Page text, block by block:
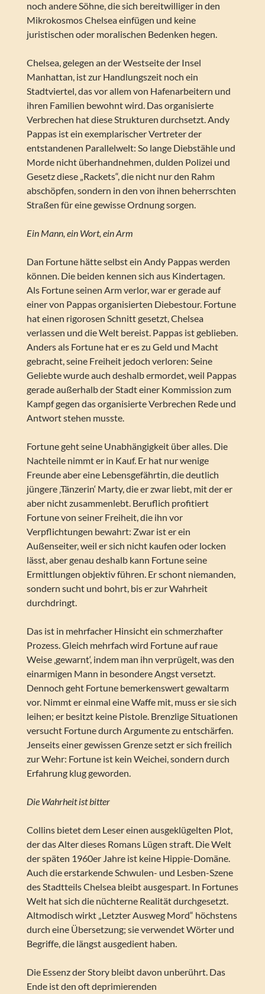
noch andere Söhne, die sich bereitwilliger in den
Mikrokosmos Chelsea einfügen und keine
juristischen oder moralischen Bedenken hegen.
Chelsea, gelegen an der Westseite der Insel
Manhattan, ist zur Handlungszeit noch ein
Stadtviertel, das vor allem von Hafenarbeitern und
ihren Familien bewohnt wird. Das organisierte
Verbrechen hat diese Strukturen durchsetzt. Andy
Pappas ist ein exemplarischer Vertreter der
entstandenen Parallelwelt: So lange Diebstähle und
Morde nicht überhandnehmen, dulden Polizei und
Gesetz diese „Rackets“, die nicht nur den Rahm
abschöpfen, sondern in den von ihnen beherrschten
Straßen für eine gewisse Ordnung sorgen.
Ein Mann, ein Wort, ein Arm
Dan Fortune hätte selbst ein Andy Pappas werden
können. Die beiden kennen sich aus Kindertagen.
Als Fortune seinen Arm verlor, war er gerade auf
einer von Pappas organisierten Diebestour. Fortune
hat einen rigorosen Schnitt gesetzt, Chelsea
verlassen und die Welt bereist. Pappas ist geblieben.
Anders als Fortune hat er es zu Geld und Macht
gebracht, seine Freiheit jedoch verloren: Seine
Geliebte wurde auch deshalb ermordet, weil Pappas
gerade außerhalb der Stadt einer Kommission zum
Kampf gegen das organisierte Verbrechen Rede und
Antwort stehen musste.
Fortune geht seine Unabhängigkeit über alles. Die
Nachteile nimmt er in Kauf. Er hat nur wenige
Freunde aber eine Lebensgefährtin, die deutlich
jüngere ‚Tänzerin‘ Marty, die er zwar liebt, mit der er
aber nicht zusammenlebt. Beruflich profitiert
Fortune von seiner Freiheit, die ihn vor
Verpflichtungen bewahrt: Zwar ist er ein
Außenseiter, weil er sich nicht kaufen oder locken
lässt, aber genau deshalb kann Fortune seine
Ermittlungen objektiv führen. Er schont niemanden,
sondern sucht und bohrt, bis er zur Wahrheit
durchdringt.
Das ist in mehrfacher Hinsicht ein schmerzhafter
Prozess. Gleich mehrfach wird Fortune auf raue
Weise ‚gewarnt‘, indem man ihn verprügelt, was den
einarmigen Mann in besondere Angst versetzt.
Dennoch geht Fortune bemerkenswert gewaltarm
vor. Nimmt er einmal eine Waffe mit, muss er sie sich
leihen; er besitzt keine Pistole. Brenzlige Situationen
versucht Fortune durch Argumente zu entschärfen.
Jenseits einer gewissen Grenze setzt er sich freilich
zur Wehr: Fortune ist kein Weichei, sondern durch
Erfahrung klug geworden.
Die Wahrheit ist bitter
Collins bietet dem Leser einen ausgeklügelten Plot,
der das Alter dieses Romans Lügen straft. Die Welt
der späten 1960er Jahre ist keine Hippie-Domäne.
Auch die erstarkende Schwulen- und Lesben-Szene
des Stadtteils Chelsea bleibt ausgespart. In Fortunes
Welt hat sich die nüchterne Realität durchgesetzt.
Altmodisch wirkt „Letzter Ausweg Mord“ höchstens
durch eine Übersetzung; sie verwendet Wörter und
Begriffe, die längst ausgedient haben.
Die Essenz der Story bleibt davon unberührt. Das
Ende ist den oft deprimierenden